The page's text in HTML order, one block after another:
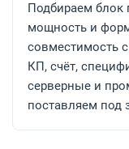
Подбираем блок
мощность и
совместимость
КП, счёт,
серверные и
поставляем под